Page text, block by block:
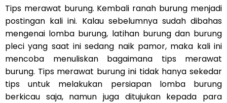
Tips merawat burung. Kembali ranah burung menjadi
postingan kali ini. Kalau sebelumnya sudah dibahas
mengenai lomba burung, latihan burung dan burung
pleci yang saat ini sedang naik pamor, maka kali ini
mencoba menuliskan bagaimana tips merawat
burung. Tips merawat burung ini tidak hanya sekedar
tips untuk melakukan persiapan lomba burung
berkicau saja, namun juga ditujukan kepada para